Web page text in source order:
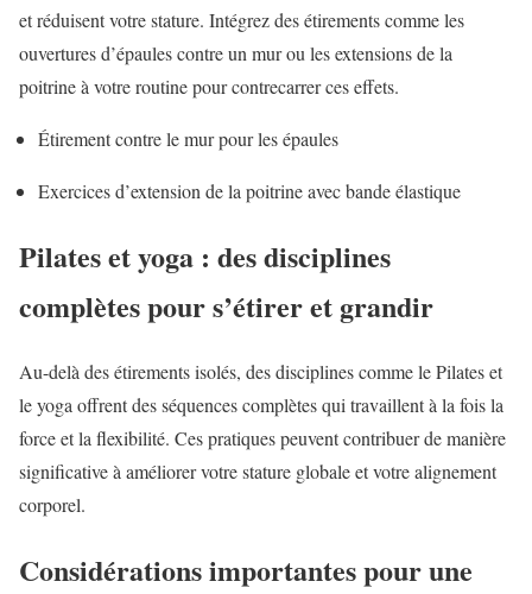
et réduisent votre stature. Intégrez des étirements comme les
ouvertures d’épaules contre un mur ou les extensions de la
poitrine à votre routine pour contrecarrer ces effets.
Étirement contre le mur pour les épaules
Exercices d’extension de la poitrine avec bande élastique
Pilates et yoga : des disciplines
complètes pour s’étirer et grandir
Au-delà des étirements isolés, des disciplines comme le Pilates et
le yoga offrent des séquences complètes qui travaillent à la fois la
force et la flexibilité. Ces pratiques peuvent contribuer de manière
significative à améliorer votre stature globale et votre alignement
corporel.
Considérations importantes pour une